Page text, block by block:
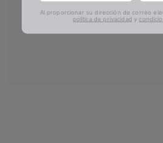
Al proporcionar su dirección de correo
política de privacidad y